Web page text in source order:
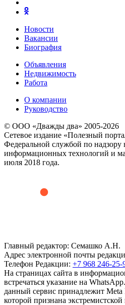
Новости
Вакансии
Биография
Объявления
Недвижимость
Работа
О компании
Руководство
© ООО «Дважды два» 2005-2026
Сетевое издание «Полезный
Федеральной службой по надзору
информационных технологий и
июля 2018 года.
Главный редактор: Семашко А.Н.
Адрес электронной почты
Телефон Редакции: +7 968 246-25-
На страницах сайта в
встречаться указание на
данный сервис принадлежит Meta
которой признана